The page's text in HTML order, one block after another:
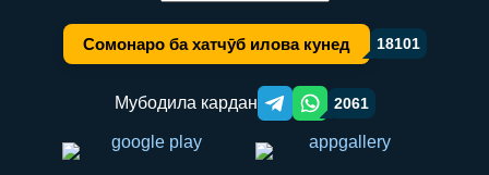
Сомонаро ба хатчӯб илова кунед 18101
Мубодила кардан Telegram orqali ulashish
WhatsApp orqali ulashish
2061